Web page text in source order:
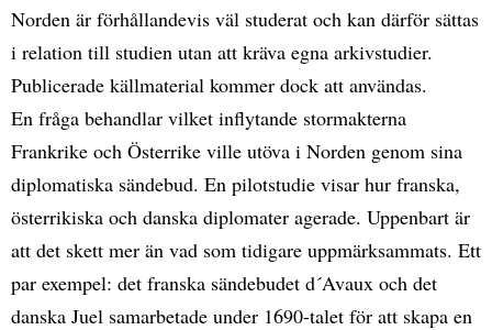
Norden är förhållandevis väl studerat och kan därför sättas
i relation till studien utan att kräva egna arkivstudier.
Publicerade källmaterial kommer dock att användas.
En fråga behandlar vilket inflytande stormakterna
Frankrike och Österrike ville utöva i Norden genom sina
diplomatiska sändebud. En pilotstudie visar hur franska,
österrikiska och danska diplomater agerade. Uppenbart är
att det skett mer än vad som tidigare uppmärksammats. Ett
par exempel: det franska sändebudet d´Avaux och det
danska Juel samarbetade under 1690-talet för att skapa en